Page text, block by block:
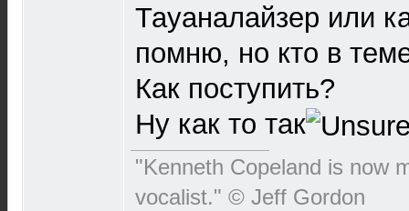
Тауаналайзер или
помню, но кто в
Как поступить?
Ну как то так
"Kenneth Copeland is now
vocalist." © Jeff Gordon